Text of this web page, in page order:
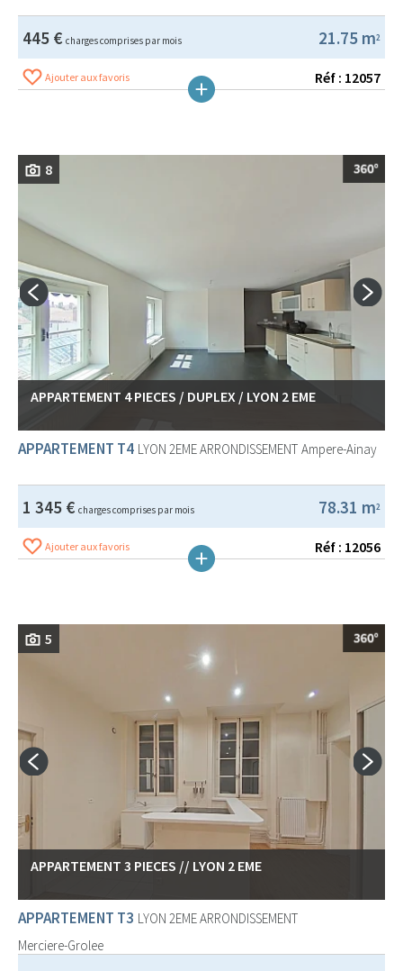
21.75 m2
445 € charges comprises par mois
Ajouter aux favoris Réf : 12057
8
APPARTEMENT 4 PIECES / DUPLEX / LYON 2 EME
APPARTEMENT T4 LYON 2EME ARRONDISSEMENT Ampere-Ainay
78.31 m2
1 345 € charges comprises par mois
Ajouter aux favoris Réf : 12056
5
APPARTEMENT 3 PIECES // LYON 2 EME
APPARTEMENT T3 LYON 2EME ARRONDISSEMENT
Merciere-Grolee